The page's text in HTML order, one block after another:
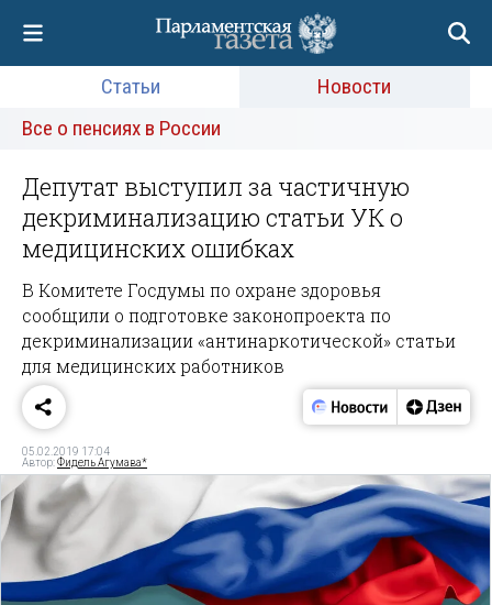
Статьи
Новости
Все о пенсиях в России
Депутат выступил за частичную
декриминализацию статьи УК о
медицинских ошибках
В Комитете Госдумы по охране здоровья
сообщили о подготовке законопроекта по
декриминализации «антинаркотической» статьи
для медицинских работников
05.02.2019 17:04
Автор:Фидель Агумава*